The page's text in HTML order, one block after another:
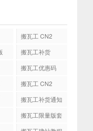
搬瓦工 CN2
搬瓦工补货
搬瓦工优惠码
搬瓦工 CN2
搬瓦工补货通知
搬瓦工限量版套